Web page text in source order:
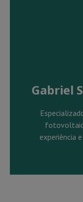
Gabriel
experiência